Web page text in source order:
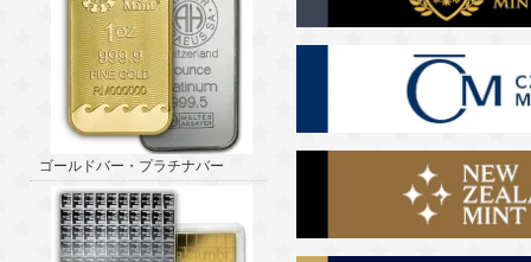
ゴールドバー・プラチナバー